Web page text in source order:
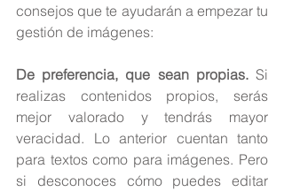
consejos que te ayudarán a empezar tu
gestión de imágenes:
De preferencia, que sean propias. Si
realizas contenidos propios, serás
mejor valorado y tendrás mayor
veracidad. Lo anterior cuentan tanto
para textos como para imágenes. Pero
si desconoces cómo puedes editar